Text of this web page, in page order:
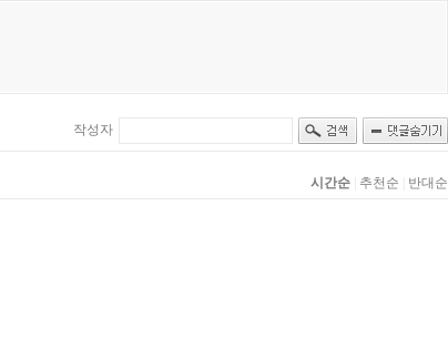
작성자
시간순 추천순 반대순